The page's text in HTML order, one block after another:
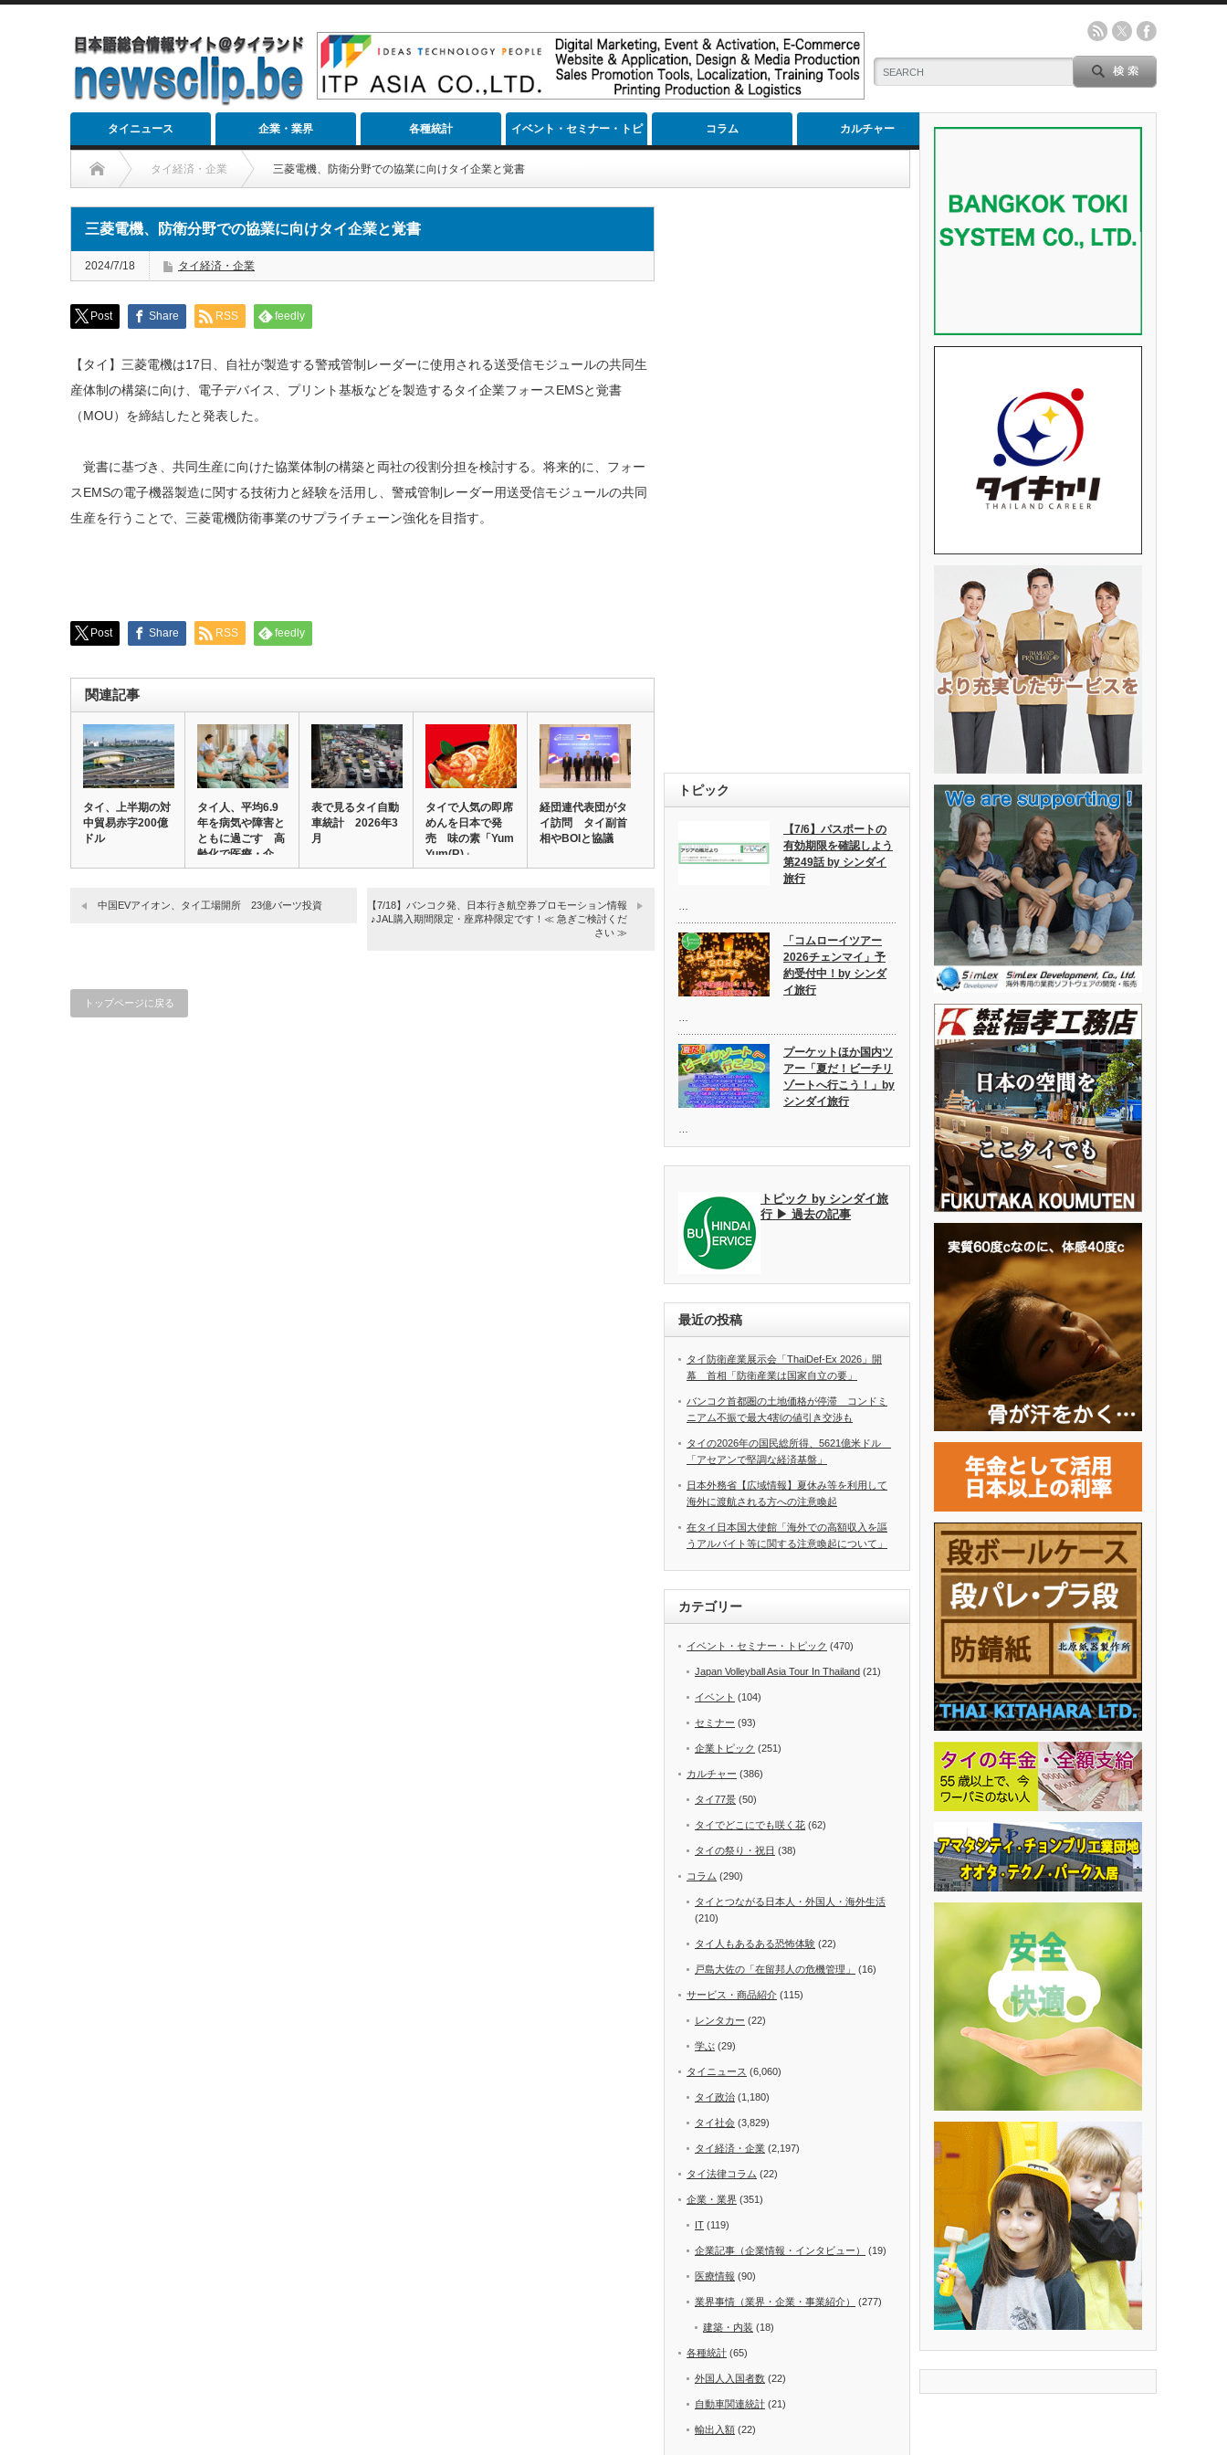
タイニュース 企業・業界 各種統計 イベント・セミナー・トピ コラム カルチャー
タイ経済・企業 三菱電機、防衛分野での協業に向けタイ企業と覚書
三菱電機、防衛分野での協業に向けタイ企業と覚書
2024/7/18 タイ経済・企業
Post Share RSS feedly
【タイ】三菱電機は17日、自社が製造する警戒管制レーダーに使用される送受信モジュールの共同生
産体制の構築に向け、電子デバイス、プリント基板などを製造するタイ企業フォースEMSと覚書
（MOU）を締結したと発表した。
覚書に基づき、共同生産に向けた協業体制の構築と両社の役割分担を検討する。将来的に、フォー
スEMSの電子機器製造に関する技術力と経験を活用し、警戒管制レーダー用送受信モジュールの共同
生産を行うことで、三菱電機防衛事業のサプライチェーン強化を目指す。
Post Share RSS feedly
関連記事
タイ、上半期の対
中貿易赤字200億
ドル
タイ人、平均6.9
年を病気や障害と
ともに過ごす 高
齢化で医療・介…
表で見るタイ自動
車統計 2026年3
月
タイで人気の即席
めんを日本で発
売 味の素「Yum
Yum(R)」…
経団連代表団がタ
イ訪問 タイ副首
相やBOIと協議
中国EVアイオン、タイ工場開所 23億バーツ投資
【7/18】バンコク発、日本行き航空券プロモーション情報
♪JAL購入期間限定・座席枠限定です！≪ 急ぎご検討くだ
さい ≫
トップページに戻る
トピック
【7/6】パスポートの
有効期限を確認しよう
第249話 by シンダイ
旅行
「コムローイツアー
2026チェンマイ」予
約受付中！by シンダ
イ旅行
プーケットほか国内ツ
アー「夏だ！ビーチリ
ゾートへ行こう！」by
シンダイ旅行
トピック by シンダイ旅
行 ▶ 過去の記事
最近の投稿
タイ防衛産業展示会「ThaiDef‑Ex 2026」開
幕 首相「防衛産業は国家自立の要」
バンコク首都圏の土地価格が停滞 コンドミ
ニアム不振で最大4割の値引き交渉も
タイの2026年の国民総所得、5621億米ドル
「アセアンで堅調な経済基盤」
日本外務省【広域情報】夏休み等を利用して
海外に渡航される方への注意喚起
在タイ日本国大使館「海外での高額収入を謳
うアルバイト等に関する注意喚起について」
カテゴリー
イベント・セミナー・トピック (470)
Japan Volleyball Asia Tour In Thailand (21)
イベント (104)
セミナー (93)
企業トピック (251)
カルチャー (386)
タイ77景 (50)
タイでどこにでも咲く花 (62)
タイの祭り・祝日 (38)
コラム (290)
タイとつながる日本人・外国人・海外生活
(210)
タイ人もあるある恐怖体験 (22)
戸島大佐の「在留邦人の危機管理」 (16)
サービス・商品紹介 (115)
レンタカー (22)
学ぶ (29)
タイニュース (6,060)
タイ政治 (1,180)
タイ社会 (3,829)
タイ経済・企業 (2,197)
タイ法律コラム (22)
企業・業界 (351)
IT (119)
企業記事（企業情報・インタビュー） (19)
医療情報 (90)
業界事情（業界・企業・事業紹介） (277)
建築・内装 (18)
各種統計 (65)
外国人入国者数 (22)
自動車関連統計 (21)
輸出入額 (22)